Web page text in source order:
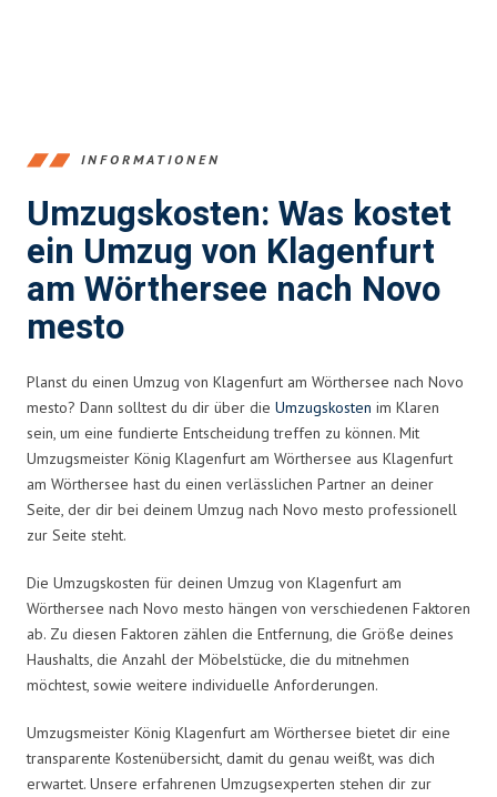
INFORMATIONEN
Umzugskosten: Was kostet
ein Umzug von Klagenfurt
am Wörthersee nach Novo
mesto
Planst du einen Umzug von Klagenfurt am Wörthersee nach Novo
mesto? Dann solltest du dir über die Umzugskosten im Klaren
sein, um eine fundierte Entscheidung treffen zu können. Mit
Umzugsmeister König Klagenfurt am Wörthersee aus Klagenfurt
am Wörthersee hast du einen verlässlichen Partner an deiner
Seite, der dir bei deinem Umzug nach Novo mesto professionell
zur Seite steht.
Die Umzugskosten für deinen Umzug von Klagenfurt am
Wörthersee nach Novo mesto hängen von verschiedenen Faktoren
ab. Zu diesen Faktoren zählen die Entfernung, die Größe deines
Haushalts, die Anzahl der Möbelstücke, die du mitnehmen
möchtest, sowie weitere individuelle Anforderungen.
Umzugsmeister König Klagenfurt am Wörthersee bietet dir eine
transparente Kostenübersicht, damit du genau weißt, was dich
erwartet. Unsere erfahrenen Umzugsexperten stehen dir zur